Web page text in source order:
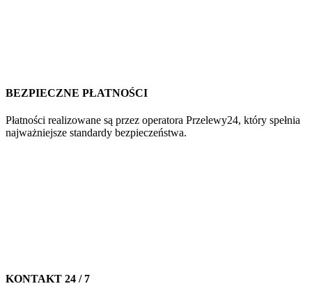
BEZPIECZNE PŁATNOŚCI
Płatności realizowane są przez operatora Przelewy24, który spełnia
najważniejsze standardy bezpieczeństwa.
KONTAKT 24 / 7